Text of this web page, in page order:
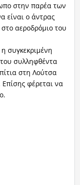
στην παρέα των
είναι ο άντρας
αεροδρόμιο του
συγκεκριμένη
συλληφθέντα
στη Λούτσα
φέρεται να